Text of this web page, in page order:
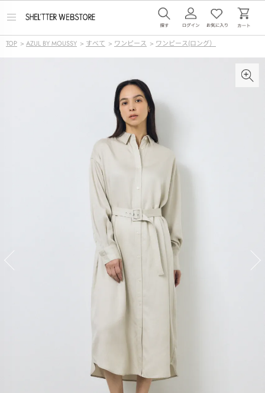
メ
ー
TOP > AZUL BY MOUSSY > すべて > ワンピース > ワンピース(ロング）